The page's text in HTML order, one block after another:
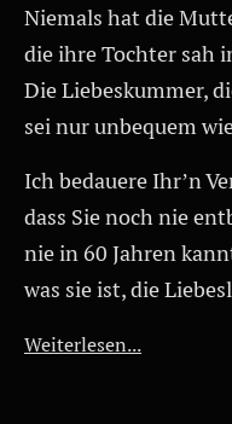
Niemals hat die
die ihre Tochter sah
Die Liebeskummer,
sei nur unbequem
Ich bedauere Ihr’n
dass Sie noch nie
nie in 60 Jahren
was sie ist, die
Weiterlesen...